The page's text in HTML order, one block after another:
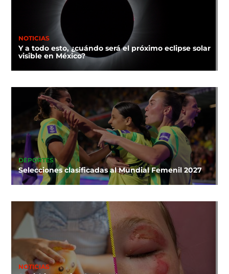
NOTICIAS
Y a todo esto, ¿cuándo será el próximo eclipse solar
visible en México?
DEPORTES
Selecciones clasificadas al Mundial Femenil 2027
NOTICIAS